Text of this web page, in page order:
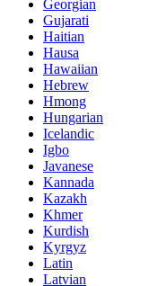
Georgian
Gujarati
Haitian
Hausa
Hawaiian
Hebrew
Hmong
Hungarian
Icelandic
Igbo
Javanese
Kannada
Kazakh
Khmer
Kurdish
Kyrgyz
Latin
Latvian